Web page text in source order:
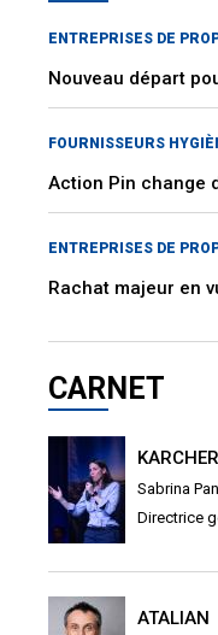
ENTREPRISES DE
Nouveau départ
FOURNISSEURS
Action Pin change
ENTREPRISES DE
Rachat majeur en
CARNET
KARCHER
Sabrina
Directrice
ATALIAN